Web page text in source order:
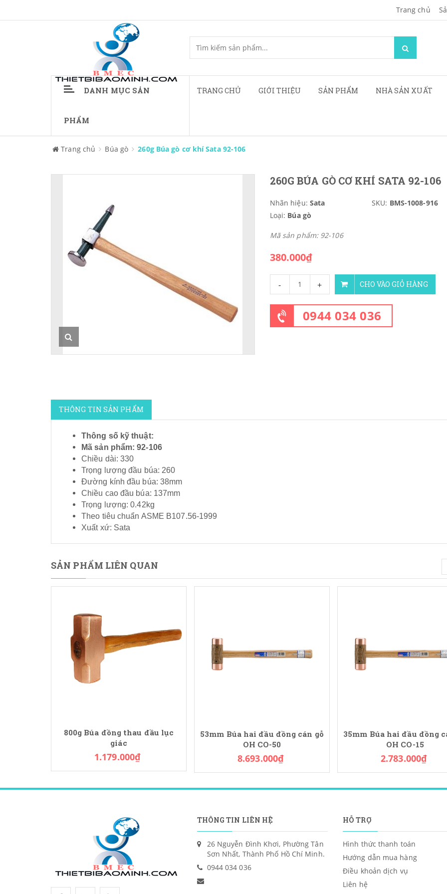
Trang chủ
DANH MỤC SẢN
PHẨM
TRANG CHỦ GIỚI THIỆU SẢN PHẨM NHÀ SẢN XUẤT
Trang chủ Búa gò 260g Búa gò cơ khí Sata 92-106
260G BÚA GÒ CƠ KHÍ SATA 92-106
Nhãn hiệu: Sata SKU: BMS-1008-916
Loại: Búa gò
Mã sản phẩm: 92-106
380.000₫
- + CHO VÀO GIỎ HÀNG
0944 034 036
THÔNG TIN SẢN PHẨM
Thông số kỹ thuật:
Mã sản phẩm: 92-106
Chiều dài: 330
Trọng lượng đầu búa: 260
Đường kính đầu búa: 38mm
Chiều cao đầu búa: 137mm
Trọng lượng: 0.42kg
Theo tiêu chuẩn ASME B107.56-1999
Xuất xứ: Sata
SẢN PHẨM LIÊN QUAN
800g Búa đồng thau đầu lục
giác
1.179.000₫
53mm Búa hai đầu đồng cán gỗ
OH CO-50
8.693.000₫
35mm Búa hai đầu đồng
OH CO-15
2.783.000₫
THÔNG TIN LIÊN HỆ
26 Nguyễn Đình Khơi, Phường Tân
Sơn Nhất, Thành Phố Hồ Chí Minh.
0944 034 036
HỖ TRỢ
Hình thức thanh toán
Hướng dẫn mua hàng
Điều khoản dịch vụ
Liên hệ